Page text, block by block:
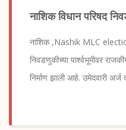
नाशिक विधान परिषद
नाशिक ,Nashik MLC election
निवडणुकीच्या पार्श्वभूमीवर
निर्माण झाली आहे. उमेदवारी अर्ज